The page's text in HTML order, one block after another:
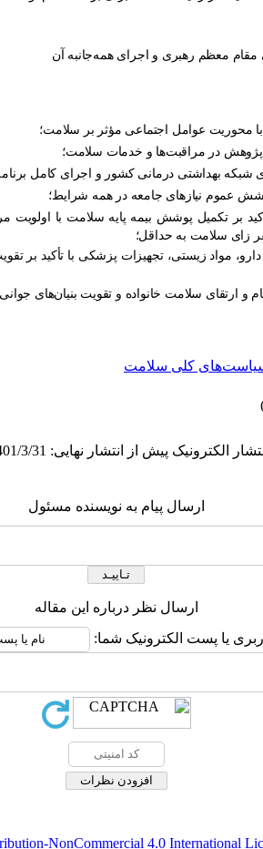
معظم رهبری و اجرای همه‌جانبه آن
محوریت عوامل اجتماعی مؤثر بر سلامت؛
پژوهش در مراقبت‌ها و خدمات سلامت؛
بهداشتی درمانی کشور و اجرای کامل
عموم نیازهای جامعه در همه شرایط؛
تأکید بر تکمیل پوشش بیمه پایه سلامت با
زای سلامت به حداقل؛
دارو، مواد زیستی، تجهیزات پزشکی با تأکید بر
و ارتقای سلامت خانواده و تقویت بنیان‌های
کلی سلامت
ارسال پیام به نویسنده مسئول
ارسال نظر درباره این مقاله
یا پست الکترونیک شما:
NonCommercial 4.0 International